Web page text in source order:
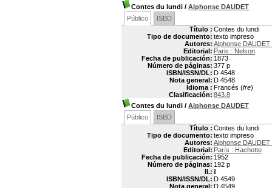
Contes du lundi / Alphonse DAUDET
Público
ISBD
Título : Contes du lundi
Tipo de documento: texto impreso
Autores: Alphonse
Editorial: Paris : Nelson
Fecha de publicación: 1873
Número de páginas: 377 p
ISBN/ISSN/DL: D 4548
Nota general: D 4548
Idioma : Francés (fre)
Clasificación: 843.8
Contes du lundi / Alphonse DAUDET
Público
ISBD
Título : Contes du lundi
Tipo de documento: texto impreso
Autores: Alphonse
Editorial: París : Hachette
Fecha de publicación: 1952
Número de páginas: 192 p
Il.: il
ISBN/ISSN/DL: D 4549
Nota general: D 4549